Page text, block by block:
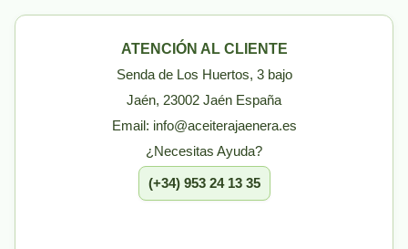
ATENCIÓN AL CLIENTE
Senda de Los Huertos, 3 bajo
Jaén, 23002 Jaén España
Email: info@aceiterajaenera.es
¿Necesitas Ayuda?
(+34) 953 24 13 35